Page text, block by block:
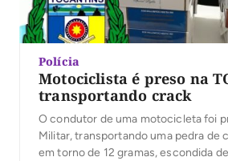
Polícia
Motociclista é preso na
transportando crack
O condutor de uma motocicleta foi
Militar, transportando uma pedra de
em torno de 12 gramas, escondida